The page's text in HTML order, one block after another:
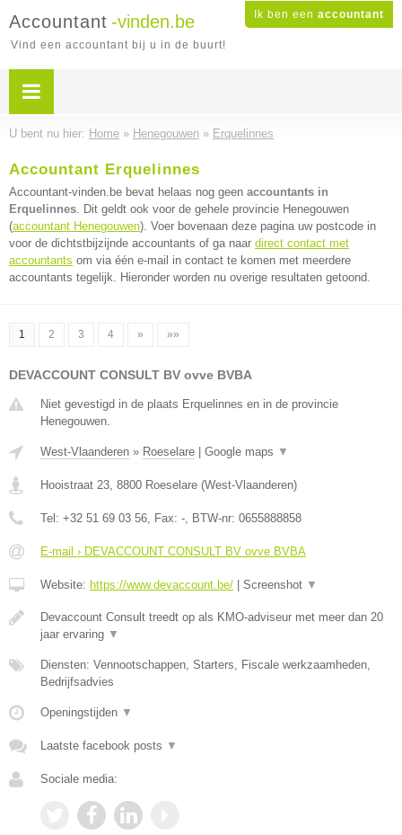
Ik ben een accountant
Accountant -vinden.be
Vind een accountant bij u in de buurt!
U bent nu hier: Home » Henegouwen » Erquelinnes
Accountant Erquelinnes
Accountant-vinden.be bevat helaas nog geen accountants in
Erquelinnes. Dit geldt ook voor de gehele provincie Henegouwen
(accountant Henegouwen). Voer bovenaan deze pagina uw postcode in
voor de dichtstbijzijnde accountants of ga naar direct contact met
accountants om via één e-mail in contact te komen met meerdere
accountants tegelijk. Hieronder worden nu overige resultaten getoond.
1 2 3 4 » »»
DEVACCOUNT CONSULT BV ovve BVBA
Niet gevestigd in de plaats Erquelinnes en in de provincie
Henegouwen.
West-Vlaanderen » Roeselare Google maps ▼
Hooistraat 23, 8800 Roeselare (West-Vlaanderen)
Tel: +32 51 69 03 56, Fax: -, BTW-nr: 0655888858
E-mail › DEVACCOUNT CONSULT BV ovve BVBA
Website: https://www.devaccount.be/ Screenshot ▼
Devaccount Consult treedt op als KMO-adviseur met meer dan 20
jaar ervaring ▼
Diensten: Vennootschappen, Starters, Fiscale werkzaamheden,
Bedrijfsadvies
Openingstijden ▼
Laatste facebook posts ▼
Sociale media: